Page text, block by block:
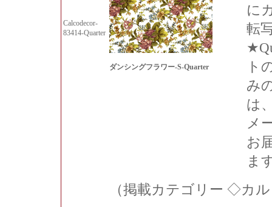
Calcodecor-
83414-Quarter
ダンシングフラワー-S-Quarter
に
転
ト
み
は
メ
お
ま
（掲載カテゴリー ◇カ